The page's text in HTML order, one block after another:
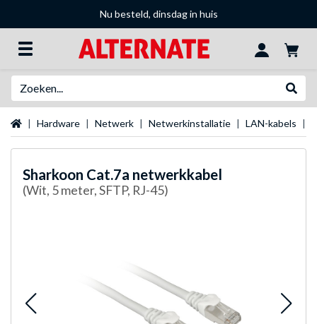
Nu besteld, dinsdag in huis
Startpagina
Hardware Netwerk Netwerkinstallatie LAN-kabels
Sharkoon Cat.7a netwerkkabel
(Wit, 5 meter, SFTP, RJ-45)